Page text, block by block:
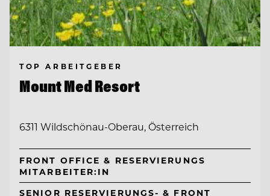
TOP ARBEITGEBER
Mount Med Resort
6311 Wildschönau-Oberau, Österreich
FRONT OFFICE & RESERVIERUNGS
MITARBEITER:IN
SENIOR RESERVIERUNGS- & FRONT